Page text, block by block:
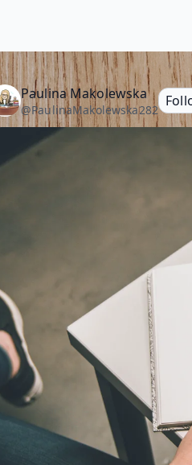
Paulina Makolewska
@PaulinaMakolewska282